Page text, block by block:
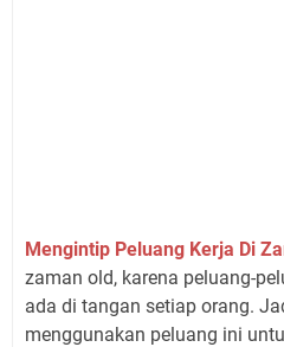
Mengintip Peluang Kerja Di
zaman old, karena peluang-
ada di tangan setiap orang.
menggunakan peluang ini